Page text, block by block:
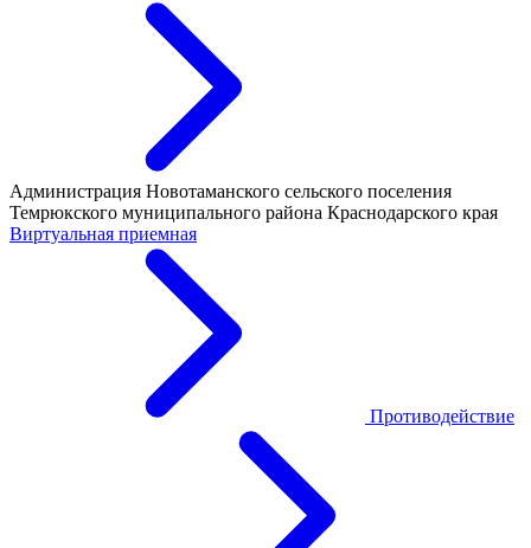
Администрация Новотаманского сельского поселения
Темрюкского муниципального района Краснодарского края
Виртуальная приемная
Противодействие